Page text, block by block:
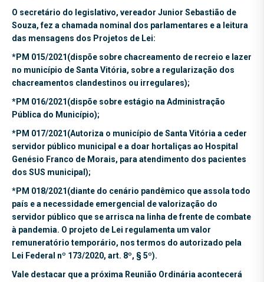
O secretário do legislativo, vereador Junior Sebastião de
Souza, fez a chamada nominal dos parlamentares e a leitura
das mensagens dos Projetos de Lei:
*PM 015/2021(dispõe sobre chacreamento de recreio e lazer
no município de Santa Vitória, sobre a regularização dos
chacreamentos clandestinos ou irregulares);
*PM 016/2021(dispõe sobre estágio na Administração
Pública do Município);
*PM 017/2021(Autoriza o município de Santa Vitória a ceder
servidor público municipal e a doar hortaliças ao Hospital
Genésio Franco de Morais, para atendimento dos pacientes
dos SUS municipal);
*PM 018/2021(diante do cenário pandêmico que assola todo
país e a necessidade emergencial de valorização do
servidor público que se arrisca na linha de frente de combate
à pandemia. O projeto de Lei regulamenta um valor
remuneratório temporário, nos termos do autorizado pela
Lei Federal nº 173/2020, art. 8º, § 5º).
Vale destacar que a próxima Reunião Ordinária acontecerá